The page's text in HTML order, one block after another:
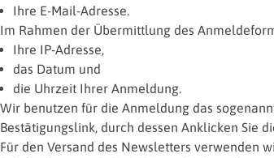
Ihre E-Mail-Adresse.
Im Rahmen der Übermittlung des
Ihre IP-Adresse,
das Datum und
die Uhrzeit Ihrer Anmeldung.
Wir benutzen für die Anmeldung das
Bestätigungslink, durch dessen Anklicken Sie
Für den Versand des Newsletters verwenden